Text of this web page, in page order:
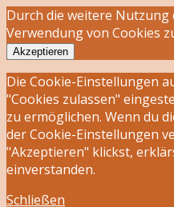
Durch die weitere Nutzung
Verwendung von Cookies
Akzeptieren
Die Cookie-Einstellungen
"Cookies zulassen"
zu ermöglichen. Wenn du
der Cookie-Einstellungen
"Akzeptieren" klickst,
einverstanden.
Schließen